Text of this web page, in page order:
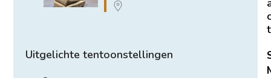
Uitgelichte tentoonstellingen
t